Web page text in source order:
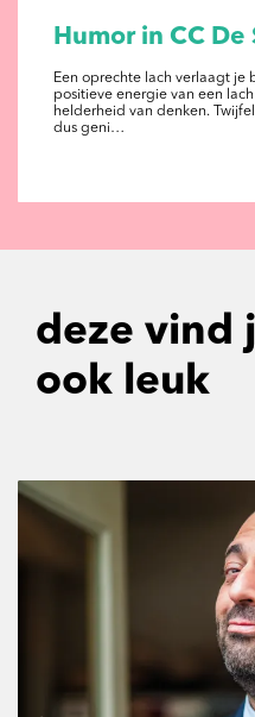
Humor in CC
Een oprechte lach verlaagt je
positieve energie van een
helderheid van denken.
dus geni…
deze vind
ook leuk